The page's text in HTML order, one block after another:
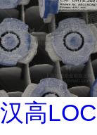
汉高